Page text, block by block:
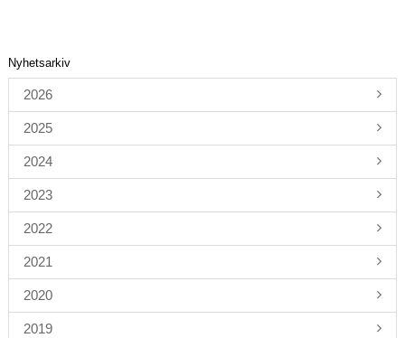
Nyhetsarkiv
2026
2025
2024
2023
2022
2021
2020
2019